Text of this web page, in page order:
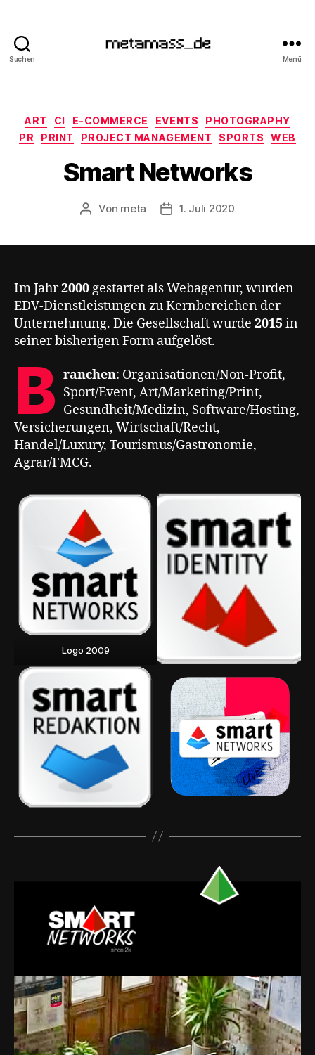
Suchen Menü
Kategorien
ART CI E-COMMERCE EVENTS
PHOTOGRAPHY
PR
PRINT PROJECT MANAGEMENT SPORTS WEB
Smart Networks
Beitragsautor
Von meta Veröffentlichungsdatum
1. Juli 2020
Im Jahr2000gestartet als Webagentur, wurden
EDV-Dienstleistungen zu Kernbereichen der
Unternehmung. Die Gesellschaft wurde 2015 in
seiner bisherigen Form aufgelöst.
B ranchen: Organisationen/Non-Profit,
Sport/Event, Art/Marketing/Print,
Gesundheit/Medizin, Software/Hosting,
Versicherungen, Wirtschaft/Recht,
Handel/Luxury, Tourismus/Gastronomie,
Agrar/FMCG.
Logo 2009